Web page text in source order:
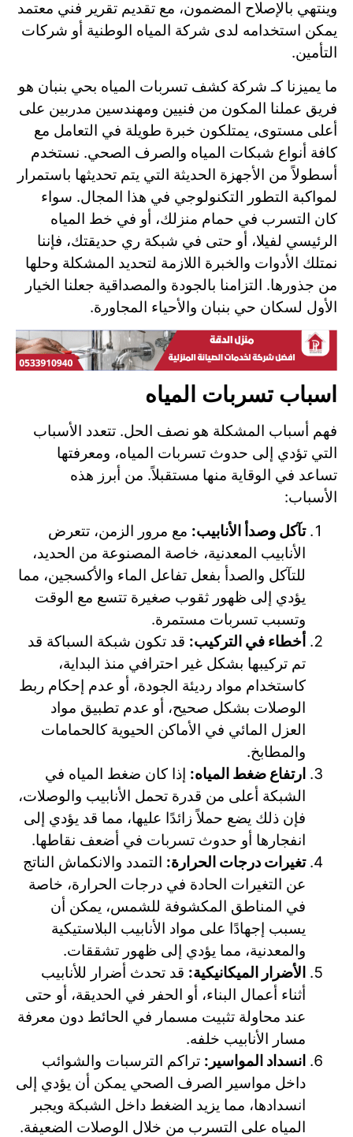
وينتهي بالإصلاح المضمون، مع تقديم تقرير فني معتمد
يمكن استخدامه لدى شركة المياه الوطنية أو شركات
التأمين.
ما يميزنا كـ شركة كشف تسربات المياه بحي بنبان هو
فريق عملنا المكون من فنيين ومهندسين مدربين على
أعلى مستوى، يمتلكون خبرة طويلة في التعامل مع
كافة أنواع شبكات المياه والصرف الصحي. نستخدم
أسطولاً من الأجهزة الحديثة التي يتم تحديثها باستمرار
لمواكبة التطور التكنولوجي في هذا المجال. سواء
كان التسرب في حمام منزلك، أو في خط المياه
الرئيسي لفيلا، أو حتى في شبكة ري حديقتك، فإننا
نمتلك الأدوات والخبرة اللازمة لتحديد المشكلة وحلها
من جذورها. التزامنا بالجودة والمصداقية جعلنا الخيار
الأول لسكان حي بنبان والأحياء المجاورة.
اسباب تسربات المياه
فهم أسباب المشكلة هو نصف الحل. تتعدد الأسباب
التي تؤدي إلى حدوث تسربات المياه، ومعرفتها
تساعد في الوقاية منها مستقبلاً. من أبرز هذه
الأسباب:
تآكل وصدأ الأنابيب: مع مرور الزمن، تتعرض
الأنابيب المعدنية، خاصة المصنوعة من الحديد،
للتآكل والصدأ بفعل تفاعل الماء والأكسجين، مما
يؤدي إلى ظهور ثقوب صغيرة تتسع مع الوقت
وتسبب تسربات مستمرة.
أخطاء في التركيب: قد تكون شبكة السباكة قد
تم تركيبها بشكل غير احترافي منذ البداية،
كاستخدام مواد رديئة الجودة، أو عدم إحكام ربط
الوصلات بشكل صحيح، أو عدم تطبيق مواد
العزل المائي في الأماكن الحيوية كالحمامات
والمطابخ.
ارتفاع ضغط المياه: إذا كان ضغط المياه في
الشبكة أعلى من قدرة تحمل الأنابيب والوصلات،
فإن ذلك يضع حملاً زائدًا عليها، مما قد يؤدي إلى
انفجارها أو حدوث تسربات في أضعف نقاطها.
تغيرات درجات الحرارة: التمدد والانكماش الناتج
عن التغيرات الحادة في درجات الحرارة، خاصة
في المناطق المكشوفة للشمس، يمكن أن
يسبب إجهادًا على مواد الأنابيب البلاستيكية
والمعدنية، مما يؤدي إلى ظهور تشققات.
الأضرار الميكانيكية: قد تحدث أضرار للأنابيب
أثناء أعمال البناء، أو الحفر في الحديقة، أو حتى
عند محاولة تثبيت مسمار في الحائط دون معرفة
مسار الأنابيب خلفه.
انسداد المواسير: تراكم الترسبات والشوائب
داخل مواسير الصرف الصحي يمكن أن يؤدي إلى
انسدادها، مما يزيد الضغط داخل الشبكة ويجبر
المياه على التسرب من خلال الوصلات الضعيفة.